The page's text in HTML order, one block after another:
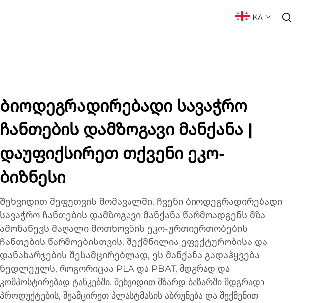
KA
Ბიოდეგრადირებადი სავაჭრო
ჩანთების დამზოგავი მანქანა |
დაუფიქსირეთ თქვენი ეკო-
ბიზნესი
Შეხვიდით შეფუთვის მომავალში. ჩვენი ბიოდეგრადირებადი
სავაჭრო ჩანთების დამზოგავი მანქანა წარმოადგენს მზა
ამონაწევს მაღალი მოთხოვნის ეკო-ურთიერთობების
ჩანთების წარმოებისთვის. შექმნილია ეფექტურობისა და
დანახარჯების შესამცირებლად, ეს მანქანა გადაჰყვება
ნედლეულს, როგორიცაა PLA და PBAT, მდგრად და
კომპოსტირებად ტანკებში. შეხვიდით მზარდ ბაზარში მდგრადი
პროდუქტების, შეამცირეთ პლასტმასის აბრუნება და შექმენით